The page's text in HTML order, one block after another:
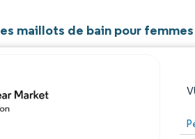
maillots de bain pour femmes